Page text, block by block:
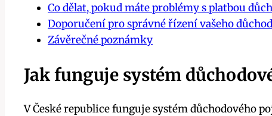
Co dělat, pokud máte problémy s platbou
Doporučení pro správné řízení vašeho
Závěrečné poznámky
Jak funguje systém
V České republice funguje systém důchodového